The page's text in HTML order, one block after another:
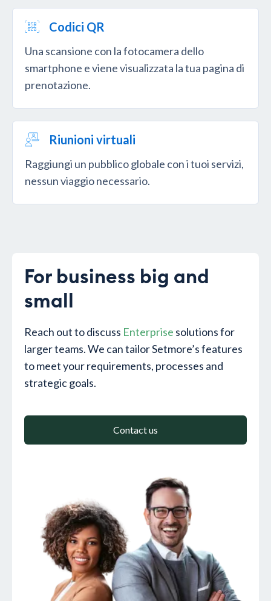
Codici QR
Una scansione con la fotocamera dello
smartphone e viene visualizzata la tua pagina di
prenotazione.
Riunioni virtuali
Raggiungi un pubblico globale con i tuoi servizi,
nessun viaggio necessario.
For business big and
small
Reach out to discuss Enterprise solutions for
larger teams. We can tailor Setmore’s features
to meet your requirements, processes and
strategic goals.
Contact us